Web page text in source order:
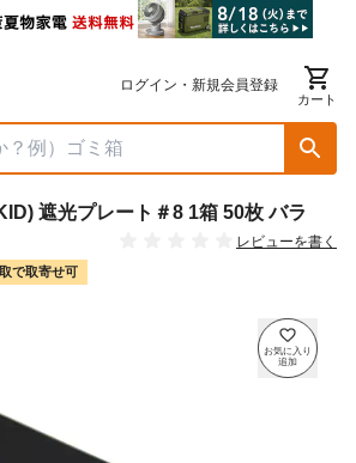
ログイン・新規会員登録
カート
遮光プレート＃8 1箱 50枚 バラ
レビューを書く
で取寄せ可